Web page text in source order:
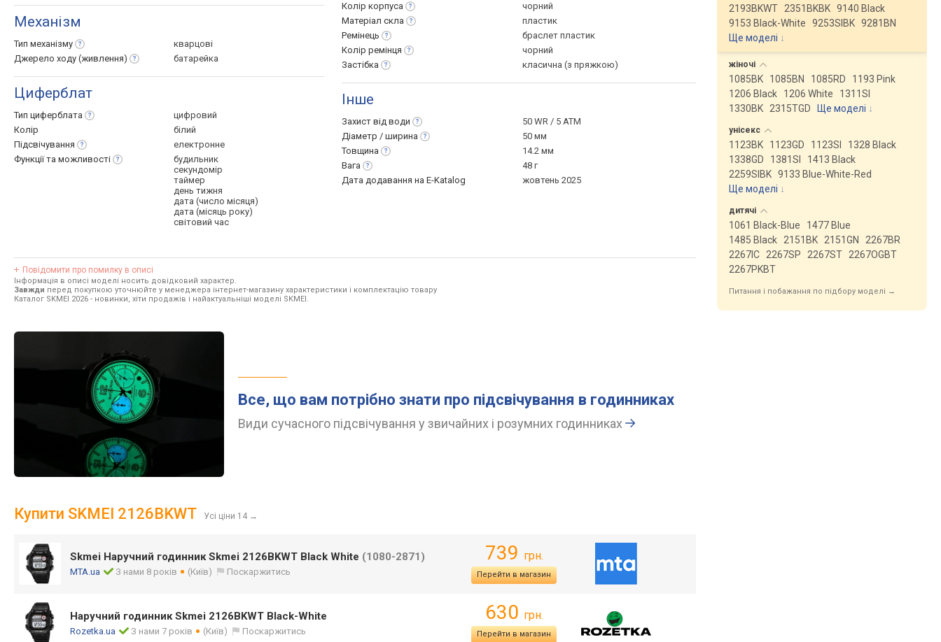
Механізм
Тип механізму
кварцові
Джерело ходу (живлення) батарейка
Циферблат
Тип циферблата
цифровий
Колір
білий
Підсвічування
електронне
Функції та можливості
будильник
секундомір
таймер
день тижня
дата (число місяця)
дата (місяць року)
світовий час
Колір корпуса
чорний
Матеріал скла
пластик
Ремінець
браслет пластик
Колір ремінця
чорний
Застібка
класична (з пряжкою)
Інше
Захист від води
50 WR / 5 ATM
Діаметр / ширина
50 мм
Товщина
14.2 мм
Вага
48 г
Дата додавання на E-Katalog
жовтень 2025
Повідомити про помилку в описі
Інформація в описі моделі носить довідковий характер.
Завжди перед покупкою уточнюйте у менеджера інтернет-магазину характеристики і комплектацію товару
Каталог SKMEI 2026 - новинки, хіти продажів і найактуальніші моделі SKMEI.
Все, що вам потрібно знати про підсвічування в годинниках
Види сучасного підсвічування у звичайних і розумних годинниках
Купити SKMEI 2126BKWT Усі ціни 14 →
Skmei Наручний годинник Skmei 2126BKWT Black White (1080-2871)
MTA.ua З нами 8 років (Київ) Поскаржитись
739 грн.
Перейти в магазин
Наручний годинник Skmei 2126BKWT Black-White
Rozetka.ua З нами 7 років (Київ) Поскаржитись
630 грн.
Перейти в магазин
2193BKWT
2351BKBK 9140 Black
9153 Black-White
9253SIBK 9281BN
Ще моделі ↓
жіночі
1085BK 1085BN 1085RD
1193 Pink
1206 Black
1206 White
1311SI
1330BK
2315TGD Ще моделі ↓
унісекс
1123BK 1123GD 1123SI
1328 Black
1338GD
1381SI
1413 Black
2259SIBK 9133 Blue-White-Red
Ще моделі ↓
дитячі
1061 Black-Blue
1477 Blue
1485 Black
2151BK 2151GN
2267BR
2267IC
2267SP 2267ST
2267OGBT
2267PKBT
Питання і побажання по підбору моделі →